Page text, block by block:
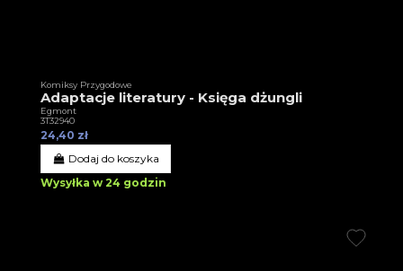
Komiksy Przygodowe
Adaptacje literatury - Księga dżungli
Egmont
3T32940
24,40 zł
Dodaj do koszyka
Wysyłka w 24 godzin